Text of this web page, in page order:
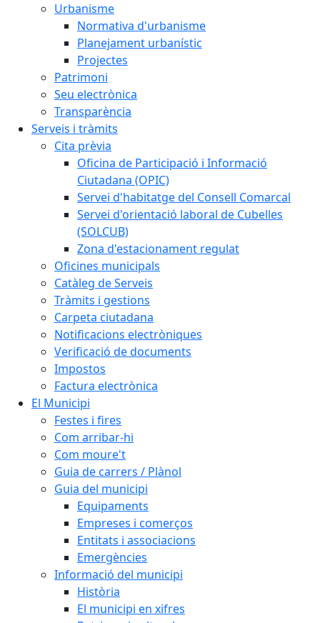
Urbanisme
Normativa d'urbanisme
Planejament urbanístic
Projectes
Patrimoni
Seu electrònica
Transparència
Serveis i tràmits
Cita prèvia
Oficina de Participació i Informació
Ciutadana (OPIC)
Servei d'habitatge del Consell Comarcal
Servei d'orientació laboral de Cubelles
(SOLCUB)
Zona d'estacionament regulat
Oficines municipals
Catàleg de Serveis
Tràmits i gestions
Carpeta ciutadana
Notificacions electròniques
Verificació de documents
Impostos
Factura electrònica
El Municipi
Festes i fires
Com arribar-hi
Com moure't
Guia de carrers / Plànol
Guia del municipi
Equipaments
Empreses i comerços
Entitats i associacions
Emergències
Informació del municipi
Història
El municipi en xifres